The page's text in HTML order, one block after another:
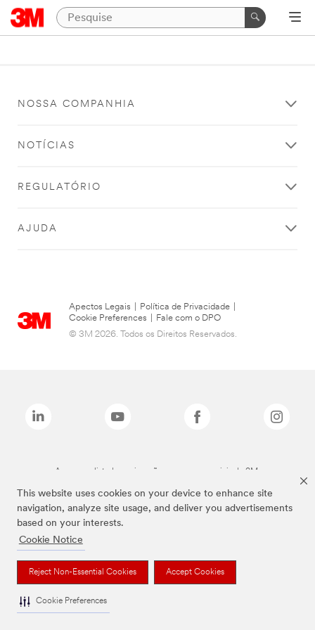
This website uses cookies on your device to enhance site
navigation, analyze site usage, and deliver you advertisements
based on your interests.
Cookie Notice
Reject Non-Essential Cookies Accept Cookies
Cookie Preferences
NOSSA COMPANHIA
NOTÍCIAS
REGULATÓRIO
AJUDA
Apectos Legais Política de Privacidade
Cookie Preferences
Fale com o DPO
© 3M 2026. Todos os Direitos Reservados.
As marcas listadas a cima são marcas comerciais da 3M.